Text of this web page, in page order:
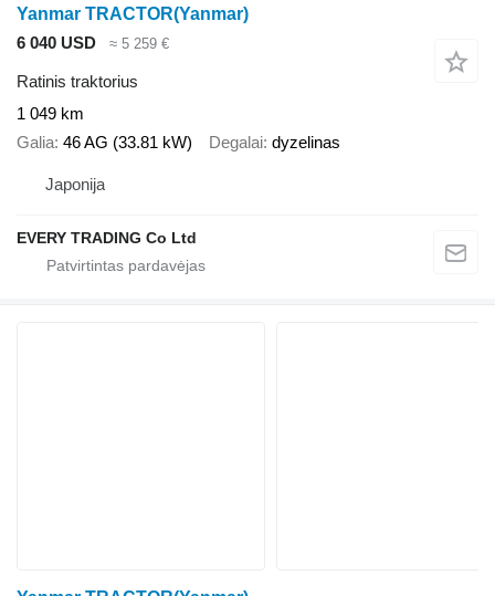
Yanmar TRACTOR(Yanmar)
6 040 USD
≈ 5 259 €
Ratinis traktorius
1 049 km
Galia 46 AG (33.81 kW) Degalai dyzelinas
Japonija
EVERY TRADING Co Ltd